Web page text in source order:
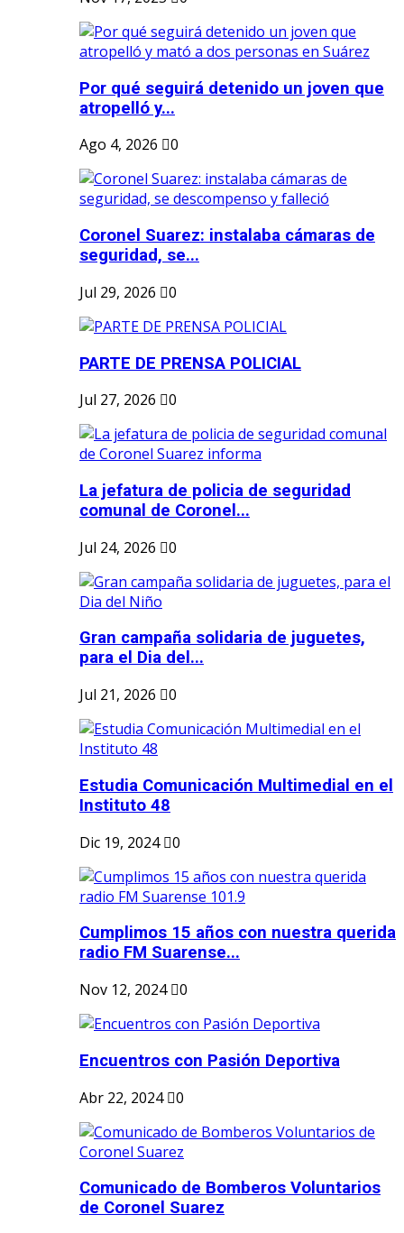
Por qué seguirá detenido un joven que
atropelló y...
Ago 4, 2026
0
Coronel Suarez: instalaba cámaras de
seguridad, se...
Jul 29, 2026
0
PARTE DE PRENSA POLICIAL
Jul 27, 2026
0
La jefatura de policia de seguridad
comunal de Coronel...
Jul 24, 2026
0
Gran campaña solidaria de juguetes,
para el Dia del...
Jul 21, 2026
0
Estudia Comunicación Multimedial en el
Instituto 48
Dic 19, 2024
0
Cumplimos 15 años con nuestra querida
radio FM Suarense...
Nov 12, 2024
0
Encuentros con Pasión Deportiva
Abr 22, 2024
0
Comunicado de Bomberos Voluntarios
de Coronel Suarez